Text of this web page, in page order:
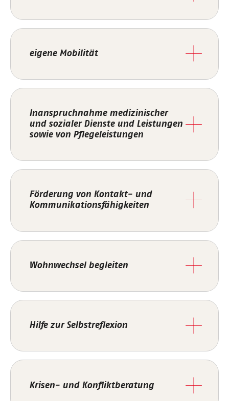
eigene Mobilität
Inanspruchnahme medizinischer
und sozialer Dienste und Leistungen
sowie von Pflegeleistungen
Förderung von Kontakt- und
Kommunikationsfähigkeiten
Wohnwechsel begleiten
Hilfe zur Selbstreflexion
Krisen- und Konfliktberatung